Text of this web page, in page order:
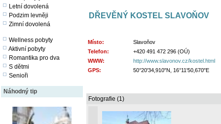
Letní dovolená
Podzim levněji
Zimní dovolená
Wellness pobyty
Aktivní pobyty
Romantika pro dva
S dětmi
Senioři
Náhodný tip
DŘEVĚNÝ KOSTEL SLAVOŇOV
Místo:
Slavoňov
Telefon:
+420 491 472 296 (OÚ)
WWW:
http://www.slavonov.cz/kostel.html
GPS:
50°20'34,910"N, 16°11'50,670"E
Fotografie (1)